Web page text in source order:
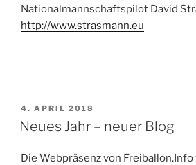
Nationalmannschaftspilot David
http://www.strasmann.eu
VERÖFFENTLICHT
AM
4. APRIL 2018
Neues Jahr – neuer Blog
Die Webpräsenz von